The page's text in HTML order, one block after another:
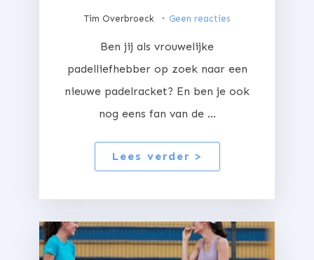
Tim Overbroeck Geen reacties
Ben jij als vrouwelijke
padelliefhebber op zoek naar een
nieuwe padelracket? En ben je ook
nog eens fan van de ...
Lees verder >